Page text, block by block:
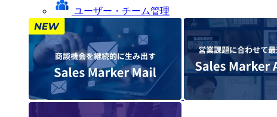
ユーザー・チーム管理